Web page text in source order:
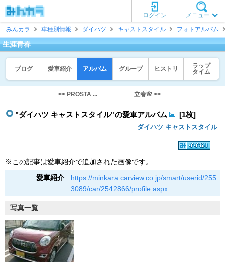
メニュー
ログイン
みんカラ
車種別情報 ダイハツ キャストスタイル フォトアルバム
生涯青春
ブログ 愛車紹介 アルバム グループ ヒストリ
ラップ
タイム
<< PROSTA ... 立春🌸 >>
"ダイハツ キャストスタイル"の愛車アルバム [1枚]
ダイハツ キャストスタイル
※この記事は愛車紹介で追加された画像です。
愛車紹介
https://minkara.carview.co.jp/smart/userid/255
3089/car/2542866/profile.aspx
写真一覧